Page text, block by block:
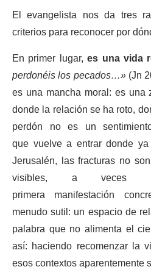
El evangelista nos da tres
criterios para reconocer por
En primer lugar,es una vida
perdonéis los pecados…»(Jn
es una mancha moral: es
donde la relación se ha roto,
perdón no es un
que vuelve a entrar donde
Jerusalén, las fracturas no
visibles, a veces
primera manifestación
menudo sutil: un espacio de
palabra que no alimenta el
así: haciendo recomenzar la
esos contextos aparentemente